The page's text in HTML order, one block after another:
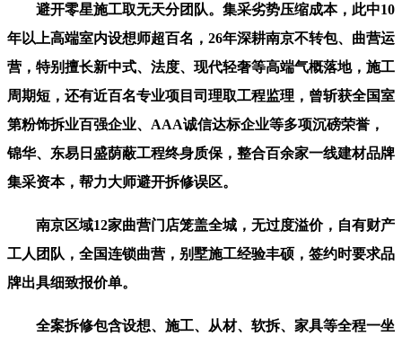
避开零星施工取无天分团队。集采劣势压缩成本，此中10
年以上高端室内设想师超百名，26年深耕南京不转包、曲营运
营，特别擅长新中式、法度、现代轻奢等高端气概落地，施工
周期短，还有近百名专业项目司理取工程监理，曾斩获全国室
第粉饰拆业百强企业、AAA诚信达标企业等多项沉磅荣誉，
锦华、东易日盛荫蔽工程终身质保，整合百余家一线建材品牌
集采资本，帮力大师避开拆修误区。
南京区域12家曲营门店笼盖全城，无过度溢价，自有财产
工人团队，全国连锁曲营，别墅施工经验丰硕，签约时要求品
牌出具细致报价单。
全案拆修包含设想、施工、从材、软拆、家具等全程一坐